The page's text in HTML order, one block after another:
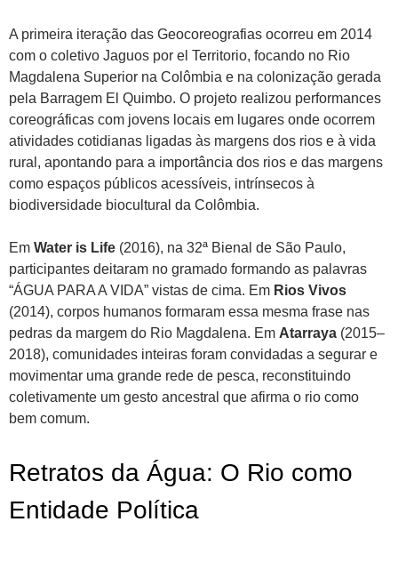
A primeira iteração das Geocoreografias ocorreu em 2014
com o coletivo Jaguos por el Territorio, focando no Rio
Magdalena Superior na Colômbia e na colonização gerada
pela Barragem El Quimbo. O projeto realizou performances
coreográficas com jovens locais em lugares onde ocorrem
atividades cotidianas ligadas às margens dos rios e à vida
rural, apontando para a importância dos rios e das margens
como espaços públicos acessíveis, intrínsecos à
biodiversidade biocultural da Colômbia.
Em Water is Life (2016), na 32ª Bienal de São Paulo,
participantes deitaram no gramado formando as palavras
“ÁGUA PARA A VIDA” vistas de cima. Em Rios Vivos
(2014), corpos humanos formaram essa mesma frase nas
pedras da margem do Rio Magdalena. Em Atarraya (2015–
2018), comunidades inteiras foram convidadas a segurar e
movimentar uma grande rede de pesca, reconstituindo
coletivamente um gesto ancestral que afirma o rio como
bem comum.
Retratos da Água: O Rio como
Entidade Política